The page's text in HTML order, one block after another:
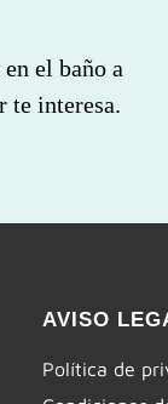
el baño a
te interesa.
AVISO
Política de